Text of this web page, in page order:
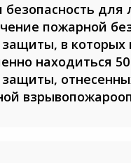
для
пожарной
в которых
находиться